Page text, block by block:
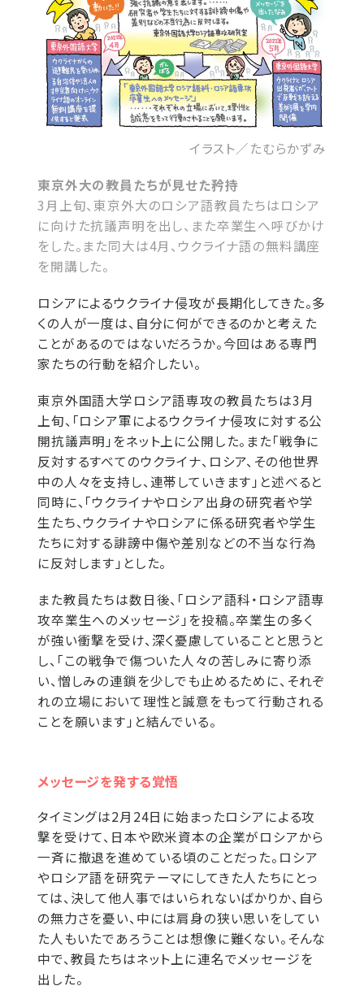
イラスト／たむらかずみ
東京外大の教員たちが見せた矜持
3月上旬、東京外大のロシア語教員たちはロシア
に向けた抗議声明を出し、また卒業生へ呼びかけ
をした。また同大は4月、ウクライナ語の無料講座
を開講した。
ロシアによるウクライナ侵攻が長期化してきた。多
くの人が一度は、自分に何ができるのかと考えた
ことがあるのではないだろうか。今回はある専門
家たちの行動を紹介したい。
東京外国語大学ロシア語専攻の教員たちは3月
上旬、「ロシア軍によるウクライナ侵攻に対する公
開抗議声明」をネット上に公開した。また「戦争に
反対するすべてのウクライナ、ロシア、その他世界
中の人々を支持し、連帯していきます」と述べると
同時に、「ウクライナやロシア出身の研究者や学
生たち、ウクライナやロシアに係る研究者や学生
たちに対する誹謗中傷や差別などの不当な行為
に反対します」とした。
また教員たちは数日後、「ロシア語科・ロシア語専
攻卒業生へのメッセージ」を投稿。卒業生の多く
が強い衝撃を受け、深く憂慮していることと思うと
し、「この戦争で傷ついた人々の苦しみに寄り添
い、憎しみの連鎖を少しでも止めるために、それぞ
れの立場において理性と誠意をもって行動される
ことを願います」と結んでいる。
メッセージを発する覚悟
タイミングは2月24日に始まったロシアによる攻
撃を受けて、日本や欧米資本の企業がロシアから
一斉に撤退を進めている頃のことだった。ロシア
やロシア語を研究テーマにしてきた人たちにとっ
ては、決して他人事ではいられないばかりか、自ら
の無力さを憂い、中には肩身の狭い思いをしてい
た人もいたであろうことは想像に難くない。そんな
中で、教員たちはネット上に連名でメッセージを
出した。